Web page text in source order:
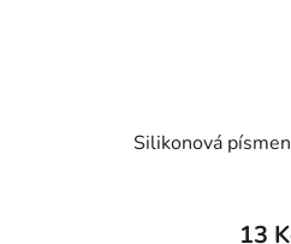
Silikonová
13